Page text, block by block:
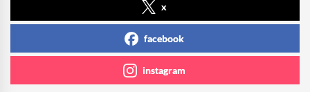
x
facebook
instagram